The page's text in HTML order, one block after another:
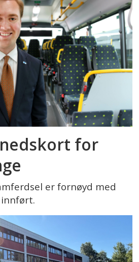
for
er fornøyd med